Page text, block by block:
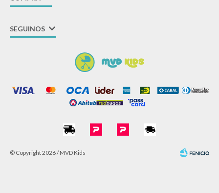
SEGUINOS
© Copyright 2026 / MVD Kids